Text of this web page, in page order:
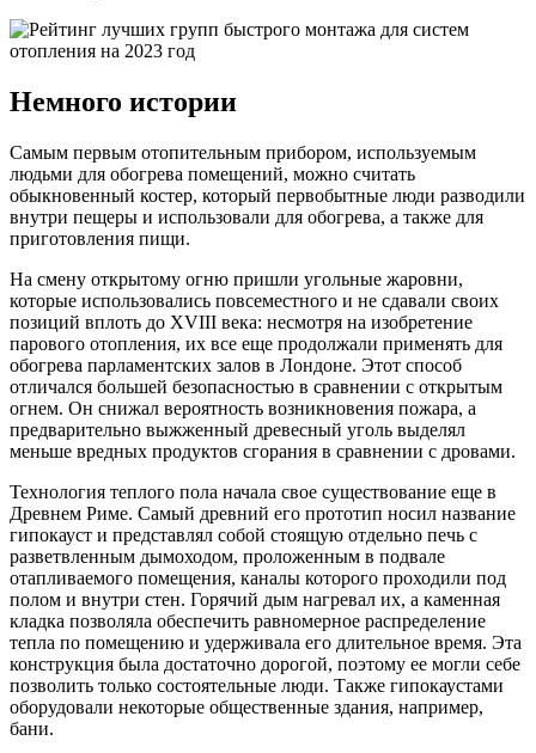
Немного истории
Самым первым отопительным прибором, используемым
людьми для обогрева помещений, можно считать
обыкновенный костер, который первобытные люди разводили
внутри пещеры и использовали для обогрева, а также для
приготовления пищи.
На смену открытому огню пришли угольные жаровни,
которые использовались повсеместного и не сдавали своих
позиций вплоть до XVIII века: несмотря на изобретение
парового отопления, их все еще продолжали применять для
обогрева парламентских залов в Лондоне. Этот способ
отличался большей безопасностью в сравнении с открытым
огнем. Он снижал вероятность возникновения пожара, а
предварительно выжженный древесный уголь выделял
меньше вредных продуктов сгорания в сравнении с дровами.
Технология теплого пола начала свое существование еще в
Древнем Риме. Самый древний его прототип носил название
гипокауст и представлял собой стоящую отдельно печь с
разветвленным дымоходом, проложенным в подвале
отапливаемого помещения, каналы которого проходили под
полом и внутри стен. Горячий дым нагревал их, а каменная
кладка позволяла обеспечить равномерное распределение
тепла по помещению и удерживала его длительное время. Эта
конструкция была достаточно дорогой, поэтому ее могли себе
позволить только состоятельные люди. Также гипокаустами
оборудовали некоторые общественные здания, например,
бани.